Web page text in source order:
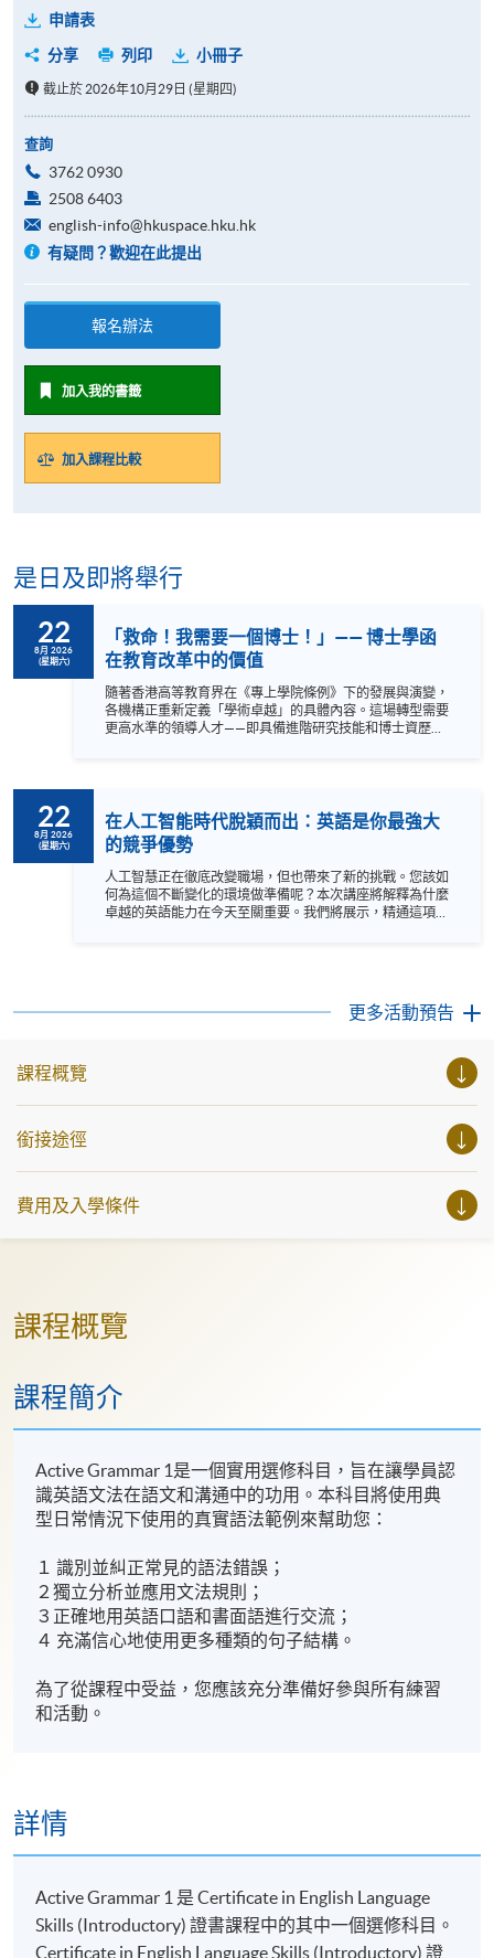
申請表
分享
列印 小冊子
截止於 2026年10月29日 (星期四)
查詢
3762 0930
2508 6403
english-info@hkuspace.hku.hk
有疑問？歡迎在此提出
報名辦法
加入我的書籤
加入課程比較
是日及即將舉行
22
8月 2026
(星期六)
「救命！我需要一個博士！」—— 博士學函
在教育改革中的價值
隨著香港高等教育界在《專上學院條例》下的發展與演變，
各機構正重新定義「學術卓越」的具體內容。這場轉型需要
更高水準的領導人才——即具備進階研究技能和博士資歷的
們的講座，深入了解 EdD 課程的內容、掌握其市場價值，並
聆聽 HKU SPACE 教育專業博士課程同學的親身分享。 a {
text-decoration: none; color: #464feb; } tr th, tr td { border:
1px solid #e6e6e6; } tr th { background-color: #f5f5f5; } 語
言：粵語，輔以英語。
22
8月 2026
(星期六)
在人工智能時代脫穎而出：英語是你最強大
的競爭優勢
人工智慧正在徹底改變職場，但也帶來了新的挑戰。您該如
何為這個不斷變化的環境做準備呢？本次講座將解釋為什麼
卓越的英語能力在今天至關重要。我們將展示，精通這項語
更多活動預告
課程概覽
銜接途徑
費用及入學條件
課程概覽
課程簡介
Active Grammar 1是一個實用選修科目，旨在讓學員認
識英語文法在語文和溝通中的功用。本科目將使用典
型日常情況下使用的真實語法範例來幫助您：
１ 識別並糾正常見的語法錯誤；
２獨立分析並應用文法規則；
３正確地用英語口語和書面語進行交流；
４ 充滿信心地使用更多種類的句子結構。
為了從課程中受益，您應該充分準備好參與所有練習
和活動。
詳情
Active Grammar 1 是 Certificate in English Language
Skills (Introductory)證書課程中的其中一個選修科目 。
Certificate in English Language Skills (Introductory) 證